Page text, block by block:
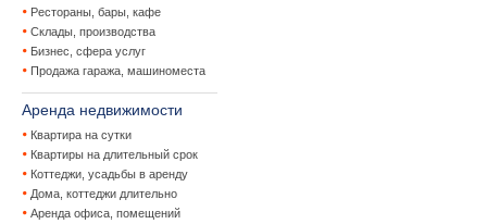
Рестораны, бары, кафе
Склады, производства
Бизнес, сфера услуг
Продажа гаража, машиноместа
Аренда недвижимости
Квартира на сутки
Квартиры на длительный срок
Коттеджи, усадьбы в аренду
Дома, коттеджи длительно
Аренда офиса, помещений